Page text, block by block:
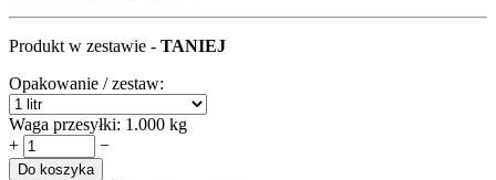
Produkt w zestawie - TANIEJ
Opakowanie / zestaw:
Waga przesyłki: 1.000 kg
+
−
Do koszyka